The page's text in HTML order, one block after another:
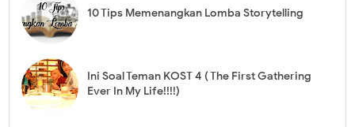
10 Tips Memenangkan Lomba Storytelling
Ini Soal Teman KOST 4 ( The First Gathering
Ever In My Life!!!!)